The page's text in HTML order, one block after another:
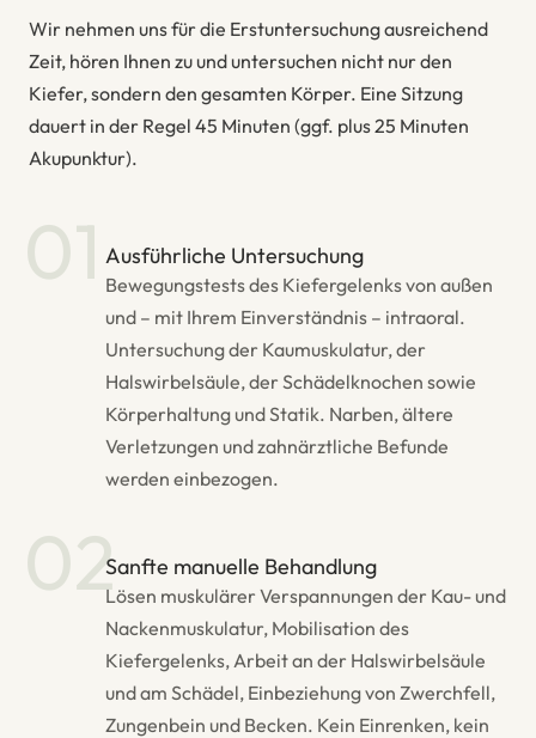
Wir nehmen uns für die Erstuntersuchung ausreichend
Zeit, hören Ihnen zu und untersuchen nicht nur den
Kiefer, sondern den gesamten Körper. Eine Sitzung
dauert in der Regel 45 Minuten (ggf. plus 25 Minuten
Akupunktur).
01 Ausführliche Untersuchung
Bewegungstests des Kiefergelenks von außen
und – mit Ihrem Einverständnis – intraoral.
Untersuchung der Kaumuskulatur, der
Halswirbelsäule, der Schädelknochen sowie
Körperhaltung und Statik. Narben, ältere
Verletzungen und zahnärztliche Befunde
werden einbezogen.
02Sanfte manuelle Behandlung
Lösen muskulärer Verspannungen der Kau- und
Nackenmuskulatur, Mobilisation des
Kiefergelenks, Arbeit an der Halswirbelsäule
und am Schädel, Einbeziehung von Zwerchfell,
Zungenbein und Becken. Kein Einrenken, kein